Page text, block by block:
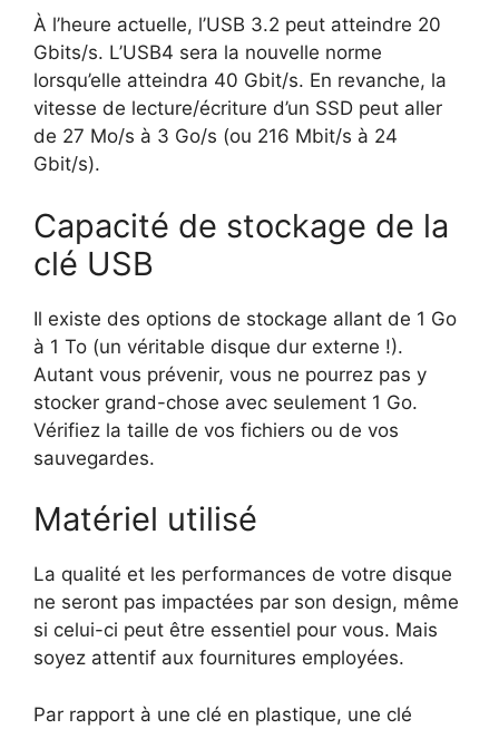
À l’heure actuelle, l’USB 3.2 peut atteindre 20
Gbits/s. L’USB4 sera la nouvelle norme
lorsqu’elle atteindra 40 Gbit/s. En revanche, la
vitesse de lecture/écriture d’un SSD peut aller
de 27 Mo/s à 3 Go/s (ou 216 Mbit/s à 24
Gbit/s).
Capacité de stockage de la
clé USB
Il existe des options de stockage allant de 1 Go
à 1 To (un véritable disque dur externe !).
Autant vous prévenir, vous ne pourrez pas y
stocker grand-chose avec seulement 1 Go.
Vérifiez la taille de vos fichiers ou de vos
sauvegardes.
Matériel utilisé
La qualité et les performances de votre disque
ne seront pas impactées par son design, même
si celui-ci peut être essentiel pour vous. Mais
soyez attentif aux fournitures employées.
Par rapport à une clé en plastique, une clé